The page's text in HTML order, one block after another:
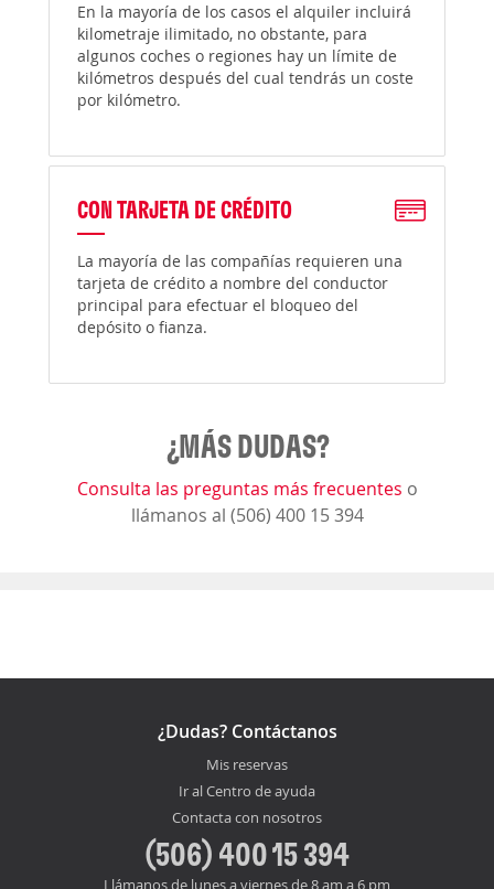
En la mayoría de los casos el alquiler incluirá
kilometraje ilimitado, no obstante, para
algunos coches o regiones hay un límite de
kilómetros después del cual tendrás un coste
por kilómetro.
CON TARJETA DE CRÉDITO
La mayoría de las compañías requieren una
tarjeta de crédito a nombre del conductor
principal para efectuar el bloqueo del
depósito o fianza.
¿MÁS DUDAS?
Consulta las preguntas más frecuentes o
llámanos al (506) 400 15 394
¿Dudas? Contáctanos
Mis reservas
Ir al Centro de ayuda
Contacta con nosotros
(506) 400 15 394
Llámanos de lunes a viernes de 8 am a 6 pm